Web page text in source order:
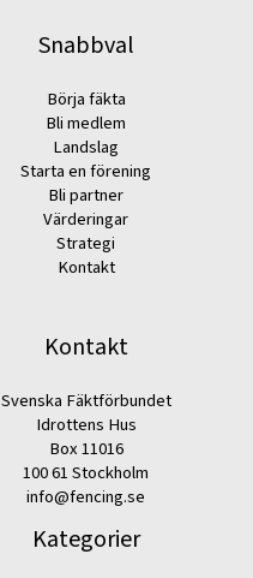
Snabbval
Börja fäkta
Bli medlem
Landslag
Starta en förening
Bli partner
Värderingar
Strategi
Kontakt
Kontakt
Svenska Fäktförbundet
Idrottens Hus
Box 11016
100 61 Stockholm
info@fencing.se
Kategorier